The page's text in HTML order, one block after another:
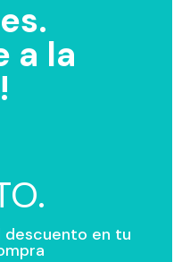
a la
en tu